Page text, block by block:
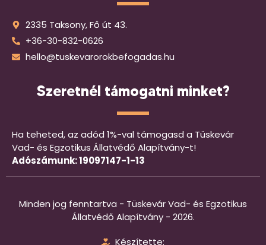
2335 Taksony, Fő út 43.
+36-30-832-0626
hello@tuskevarorokbefogadas.hu
Szeretnél támogatni minket?
Ha teheted, az adód 1%-val támogasd a Tüskevár
Vad- és Egzotikus Állatvédő Alapítvány-t!
Adószámunk: 19097147-1-13
Minden jog fenntartva - Tüskevár Vad- és Egzotikus
Állatvédő Alapítvány - 2026.
Készítette: